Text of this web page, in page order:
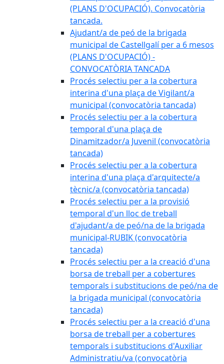
(PLANS D'OCUPACIÓ). Convocatòria
tancada.
Ajudant/a de peó de la brigada
municipal de Castellgalí per a 6 mesos
(PLANS D'OCUPACIÓ) -
CONVOCATÒRIA TANCADA
Procés selectiu per a la cobertura
interina d'una plaça de Vigilant/a
municipal (convocatòria tancada)
Procés selectiu per a la cobertura
temporal d'una plaça de
Dinamitzador/a Juvenil (convocatòria
tancada)
Procés selectiu per a la cobertura
interina d'una plaça d'arquitecte/a
tècnic/a (convocatòria tancada)
Procés selectiu per a la provisió
temporal d'un lloc de treball
d'ajudant/a de peó/na de la brigada
municipal-RUBIK (convocatòria
tancada)
Procés selectiu per a la creació d'una
borsa de treball per a cobertures
temporals i substitucions de peó/na de
la brigada municipal (convocatòria
tancada)
Procés selectiu per a la creació d'una
borsa de treball per a cobertures
temporals i substitucions d'Auxiliar
Administratiu/va (convocatòria